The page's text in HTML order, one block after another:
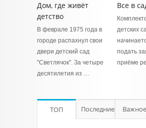
Дом, где живёт
детство
В феврале 1975 года в
городе распахнул свои
двери детский сад
"Светлячок". За четыре
десятилетия из …
Все в
детских
подать
приёме
ТОП Последние Важное